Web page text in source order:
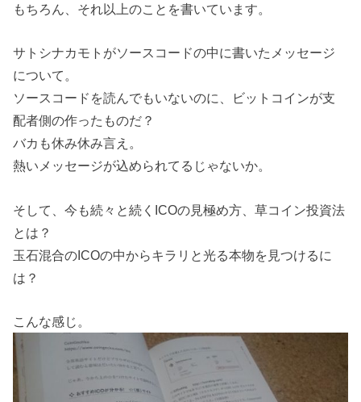
もちろん、それ以上のことを書いています。
サトシナカモトがソースコードの中に書いたメッセージ
について。
ソースコードを読んでもいないのに、ビットコインが支
配者側の作ったものだ？
バカも休み休み言え。
熱いメッセージが込められてるじゃないか。
そして、今も続々と続くICOの見極め方、草コイン投資法
とは？
玉石混合のICOの中からキラリと光る本物を見つけるに
は？
こんな感じ。